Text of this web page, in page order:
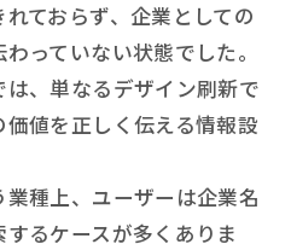
ておらず、企業としての
っていない状態でした。
、単なるデザイン刷新で
値を正しく伝える情報設
種上、ユーザーは企業名
るケースが多くありま